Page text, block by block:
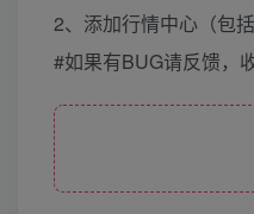
2、添加行情中心（包
#如果有BUG请反馈，